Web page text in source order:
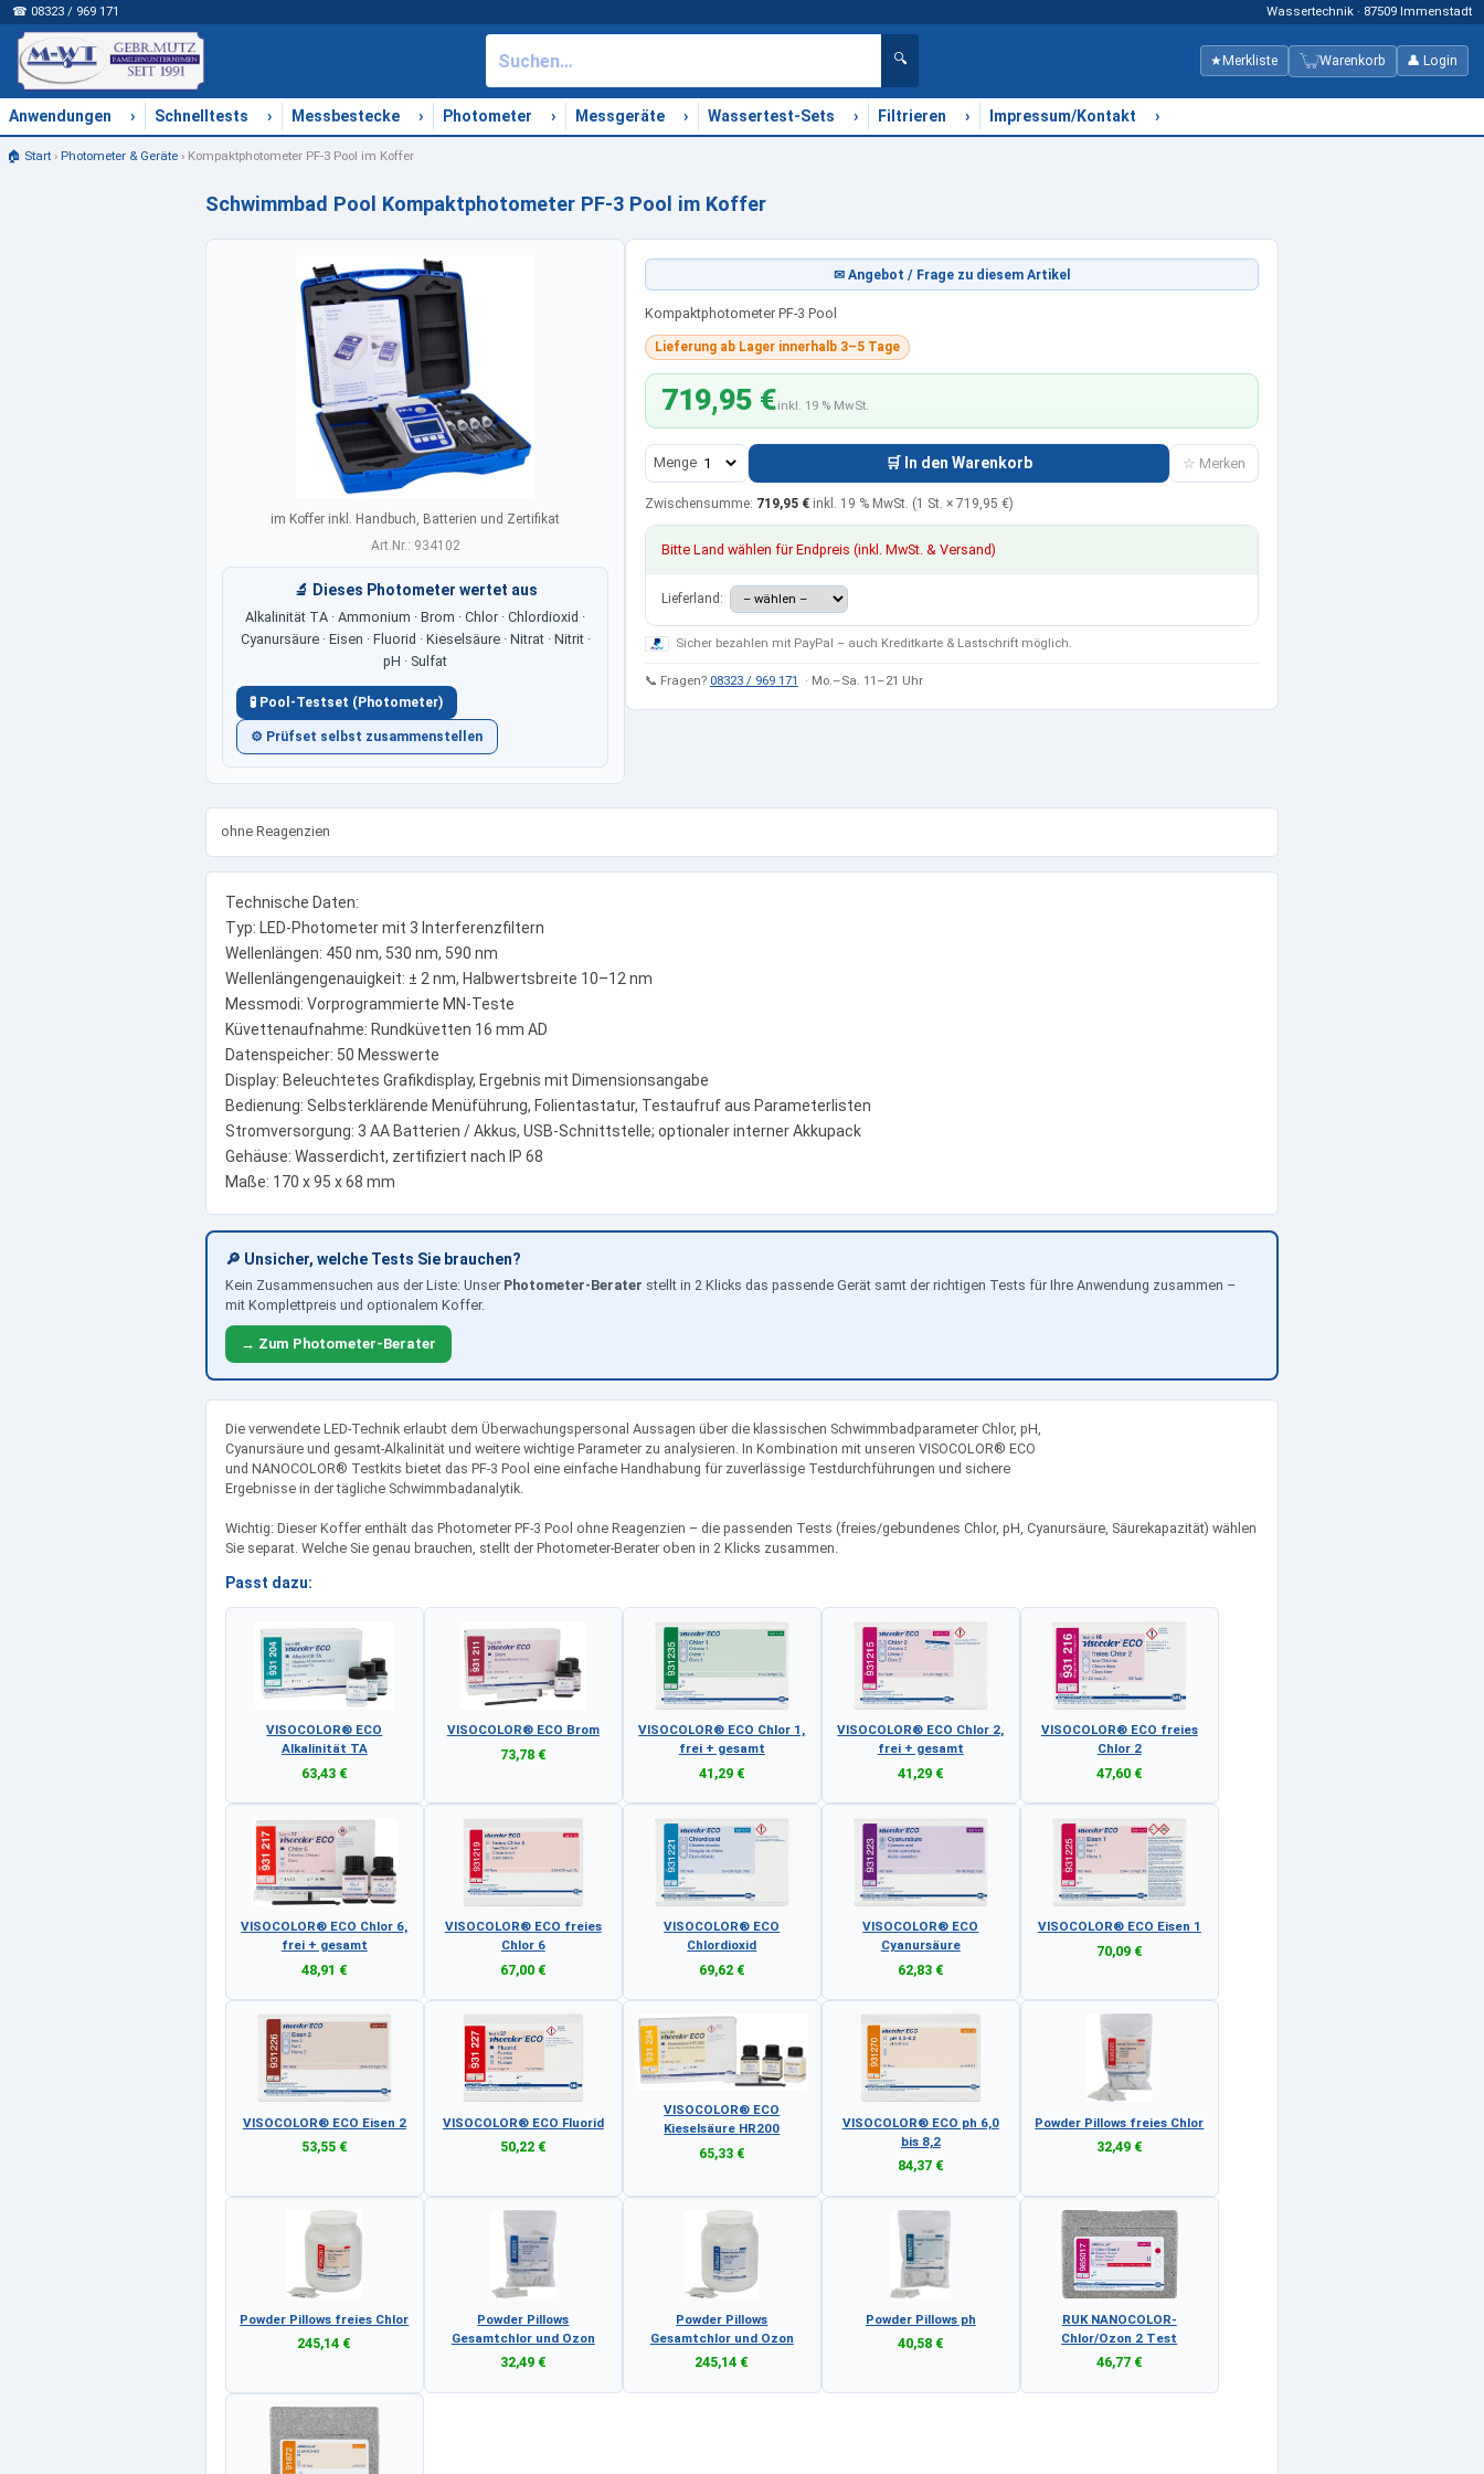
☎ 08323 / 969 171 Wassertechnik · 87509 Immenstadt
🔍 ★ Merkliste Warenkorb 👤 Login
Anwendungen › Schnelltests › Messbestecke › Photometer › Messgeräte › Wassertest-Sets › Filtrieren › Impressum/Kontakt ›
🏠 Start› Photometer & Geräte› Kompaktphotometer PF-3 Pool im Koffer
Schwimmbad Pool Kompaktphotometer PF-3 Pool im Koffer
im Koffer inkl. Handbuch, Batterien und Zertifikat
Art.Nr.: 934102
🔬 Dieses Photometer wertet aus
Alkalinität TA · Ammonium · Brom · Chlor · Chlordioxid ·
Cyanursäure · Eisen · Fluorid · Kieselsäure · Nitrat · Nitrit ·
pH · Sulfat
🧪 Pool-Testset (Photometer)
⚙ Prüfset selbst zusammenstellen
✉ Angebot / Frage zu diesem Artikel
Kompaktphotometer PF-3 Pool
Lieferung ab Lager innerhalb 3–5 Tage
719,95 €inkl. 19 % MwSt.
Menge 🛒 In den Warenkorb ☆ Merken
Zwischensumme: 719,95 € inkl. 19 % MwSt. (1 St. × 719,95 €)
Bitte Land wählen für Endpreis (inkl. MwSt. & Versand)
Lieferland:
Sicher bezahlen mit PayPal – auch Kreditkarte & Lastschrift möglich.
📞 Fragen? 08323 / 969 171 · Mo.–Sa. 11–21 Uhr
ohne Reagenzien
Technische Daten:
Typ: LED-Photometer mit 3 Interferenzfiltern
Wellenlängen: 450 nm, 530 nm, 590 nm
Wellenlängengenauigkeit: ± 2 nm, Halbwertsbreite 10–12 nm
Messmodi: Vorprogrammierte MN-Teste
Küvettenaufnahme: Rundküvetten 16 mm AD
Datenspeicher: 50 Messwerte
Display: Beleuchtetes Grafikdisplay, Ergebnis mit Dimensionsangabe
Bedienung: Selbsterklärende Menüführung, Folientastatur, Testaufruf aus Parameterlisten
Stromversorgung: 3 AA Batterien / Akkus, USB-Schnittstelle; optionaler interner Akkupack
Gehäuse: Wasserdicht, zertifiziert nach IP 68
Maße: 170 x 95 x 68 mm
🔎 Unsicher, welche Tests Sie brauchen?
Kein Zusammensuchen aus der Liste: Unser Photometer-Berater stellt in 2 Klicks das passende Gerät samt der richtigen Tests für Ihre Anwendung zusammen –
mit Komplettpreis und optionalem Koffer.
→ Zum Photometer-Berater
Die verwendete LED-Technik erlaubt dem Überwachungspersonal Aussagen über die klassischen Schwimmbadparameter Chlor, pH,
Cyanursäure und gesamt-Alkalinität und weitere wichtige Parameter zu analysieren. In Kombination mit unseren VISOCOLOR® ECO
und NANOCOLOR® Testkits bietet das PF-3 Pool eine einfache Handhabung für zuverlässige Testdurchführungen und sichere
Ergebnisse in der tägliche Schwimmbadanalytik.
Wichtig: Dieser Koffer enthält das Photometer PF-3 Pool ohne Reagenzien – die passenden Tests (freies/gebundenes Chlor, pH, Cyanursäure, Säurekapazität) wählen
Sie separat. Welche Sie genau brauchen, stellt der Photometer-Berater oben in 2 Klicks zusammen.
Passt dazu:
VISOCOLOR® ECO
Alkalinität TA
63,43 €
VISOCOLOR® ECO Brom
73,78 €
VISOCOLOR® ECO Chlor 1,
frei + gesamt
41,29 €
VISOCOLOR® ECO Chlor 2,
frei + gesamt
41,29 €
VISOCOLOR® ECO freies
Chlor 2
47,60 €
VISOCOLOR® ECO Chlor 6,
frei + gesamt
48,91 €
VISOCOLOR® ECO freies
Chlor 6
67,00 €
VISOCOLOR® ECO
Chlordioxid
69,62 €
VISOCOLOR® ECO
Cyanursäure
62,83 €
VISOCOLOR® ECO Eisen 1
70,09 €
VISOCOLOR® ECO Eisen 2
53,55 €
VISOCOLOR® ECO Fluorid
50,22 €
VISOCOLOR® ECO
Kieselsäure HR200
65,33 €
VISOCOLOR® ECO ph 6,0
bis 8,2
84,37 €
Powder Pillows freies Chlor
32,49 €
Powder Pillows freies Chlor
245,14 €
Powder Pillows
Gesamtchlor und Ozon
32,49 €
Powder Pillows
Gesamtchlor und Ozon
245,14 €
Powder Pillows ph
40,58 €
RUK NANOCOLOR-
Chlor/Ozon 2 Test
46,77 €